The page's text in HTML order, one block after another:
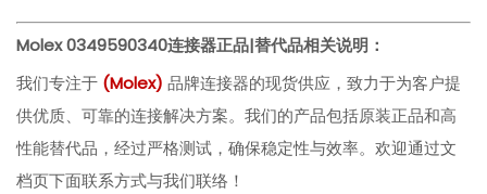
Molex 0349590340连接器正品|替代品相关说明：
我们专注于 (Molex)品牌连接器的现货供应，致力于为客户提
供优质、可靠的连接解决方案。我们的产品包括原装正品和高
性能替代品，经过严格测试，确保稳定性与效率。欢迎通过文
档页下面联系方式与我们联络！